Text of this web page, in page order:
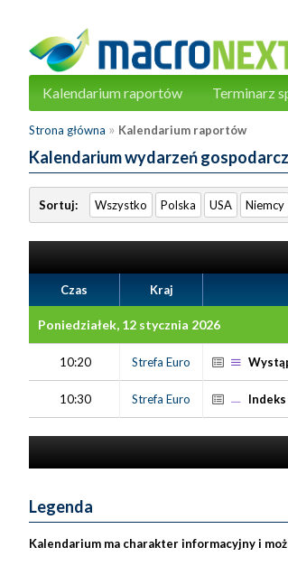
Kalendarium raportów Terminarz
Strona główna » Kalendarium raportów
Kalendarium wydarzeń
Sortuj: Wszystko Polska USA Niemcy
Czas Kraj
Poniedziałek, 12 stycznia 2026
10:20 Strefa Euro
10:30 Strefa Euro
Legenda
Kalendarium ma charakter informacyjny i